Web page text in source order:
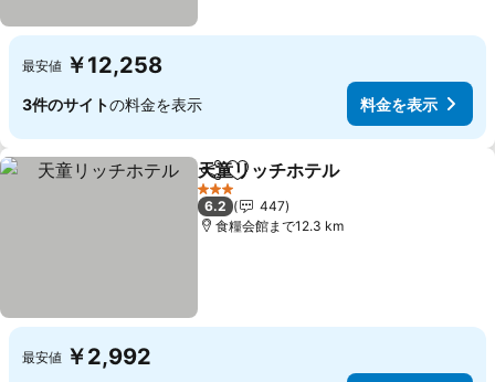
最安値 ￥12,258
3件のサイトの料金を表示 料金を表示
シェアお気に入りに追加
天童リッチホテル
3 ホテルのランク
6.2
447
食糧会館まで12.3 km
最安値 ￥2,992